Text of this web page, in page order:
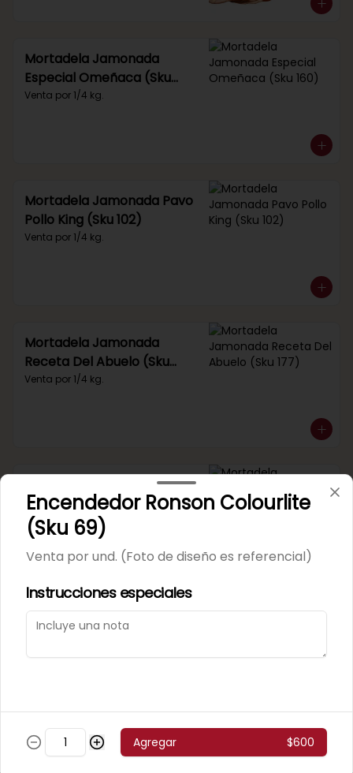
Mortadela Jamonada
Especial Omeñaca (Sku
160)
Venta por 1/4 kg.
Mortadela Jamonada Pavo
Pollo King (Sku 102)
Venta por 1/4 kg.
Mortadela Jamonada
Receta Del Abuelo (Sku
177)
Venta por 1/4 kg.
Mortadela Jamonada
Supercerdo (Sku 101)
Venta por 1/4 kg.
Mortadela Jamonada
Encendedor Ronson Colourlite
(Sku 69)
Venta por und. (Foto de diseño es referencial)
Instrucciones especiales
Agregar $600